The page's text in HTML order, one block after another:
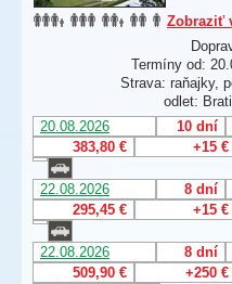
Zobraziť
Termíny od:
Strava: raňajky,
odlet:
20.08.2026
10 dní
383,80 €
+15 €
22.08.2026 8 dní
295,45 €
+15 €
22.08.2026 8 dní
509,90 €
+250 €